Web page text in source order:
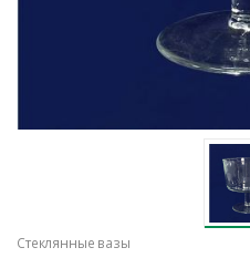
Стеклянные вазы